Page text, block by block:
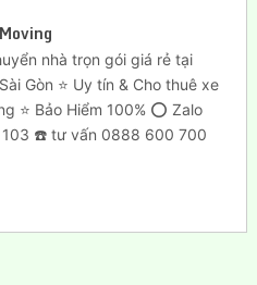
nhà trọn gói giá rẻ tại
Gòn ⭐ Uy tín & Cho thuê xe
⭐ Bảo Hiểm 100% ⭕ Zalo
☎️ tư vấn 0888 600 700